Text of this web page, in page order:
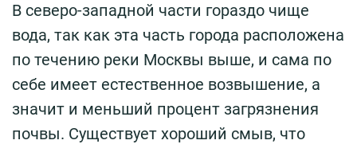
В северо-западной части гораздо чище
вода, так как эта часть города расположена
по течению реки Москвы выше, и сама по
себе имеет естественное возвышение, а
значит и меньший процент загрязнения
почвы. Существует хороший смыв, что